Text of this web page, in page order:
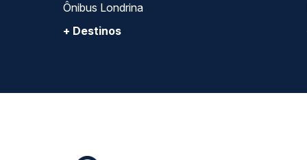
Ônibus Londrina
+ Destinos